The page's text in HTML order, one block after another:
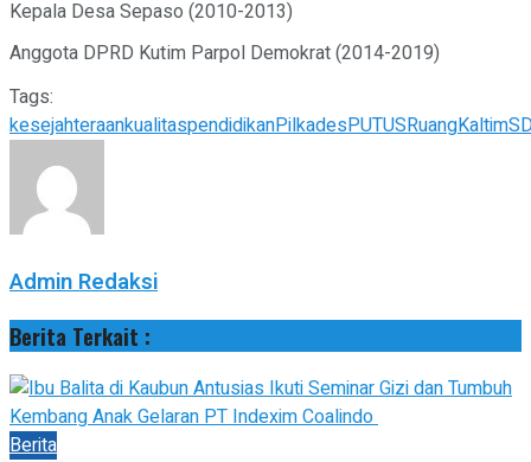
Kepala Desa Sepaso (2010-2013)
Anggota DPRD Kutim Parpol Demokrat (2014-2019)
Tags:
kesejahteraankualitaspendidikanPilkadesPUTUSRuangKaltim
Admin Redaksi
Berita Terkait :
Berita